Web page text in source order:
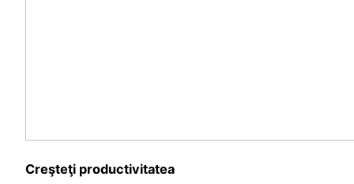
Creşteţi productivitatea